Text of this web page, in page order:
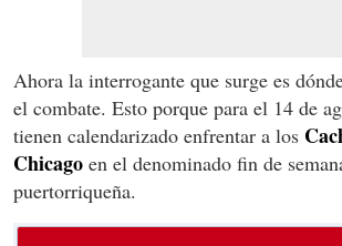
Ahora la interrogante que surge es
el combate. Esto porque para el 14 de
tienen calendarizado enfrentar a los
Chicago en el denominado fin de
puertorriqueña.